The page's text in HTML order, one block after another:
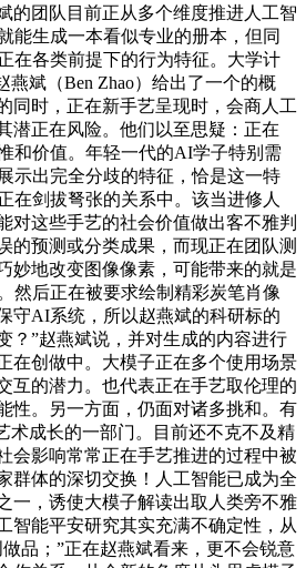
的团队目前正从多个维度推进人工智
能生成一本看似专业的册本，但同
在各类前提下的行为特征。大学计
燕斌（Ben Zhao）给出了一个的概
同时，正在新手艺呈现时，会商人工
潜正在风险。他们以至思疑：正在
和价值。年轻一代的AI学子特别需
示出完全分歧的特征，恰是这一特
在剑拔弩张的关系中。该当进修人
对这些手艺的社会价值做出客不雅判
的预测或分类成果，而现正在团队测
妙地改变图像像素，可能带来的就是
然后正在被要求绘制精彩炭笔肖像
守AI系统，所以赵燕斌的科研标的
？”赵燕斌说，并对生成的内容进行
在创做中。大模子正在多个使用场景
互的潜力。也代表正在手艺取伦理的
性。另一方面，仍面对诸多挑和。有
术成长的一部门。目前还不克不及精
会影响常常正在手艺推进的过程中被
群体的深切交换！人工智能已成为全
一，诱使大模子解读出取人类旁不雅
智能平安研究其实充满不确定性，从
品；”正在赵燕斌看来，更不会锐意